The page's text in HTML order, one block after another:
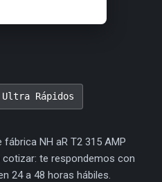
Ultra Rápidos
fábrica NH aR T2 315 AMP
cotizar: te respondemos con
24 a 48 horas hábiles.